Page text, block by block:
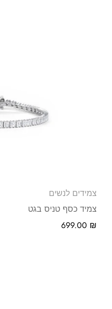
צמידים לנשים
צמיד כסף טניס בגט
699.00 ₪